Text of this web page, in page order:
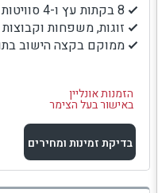
8 בקתות עץ ו-4 סוויטות בנויות
זוגות, משפחות וקבוצות
ממוקם בקצה הישוב
הזמנות אונליין
באישור בעל הצימר
בדיקת זמינות ומחירים
למתחם זה